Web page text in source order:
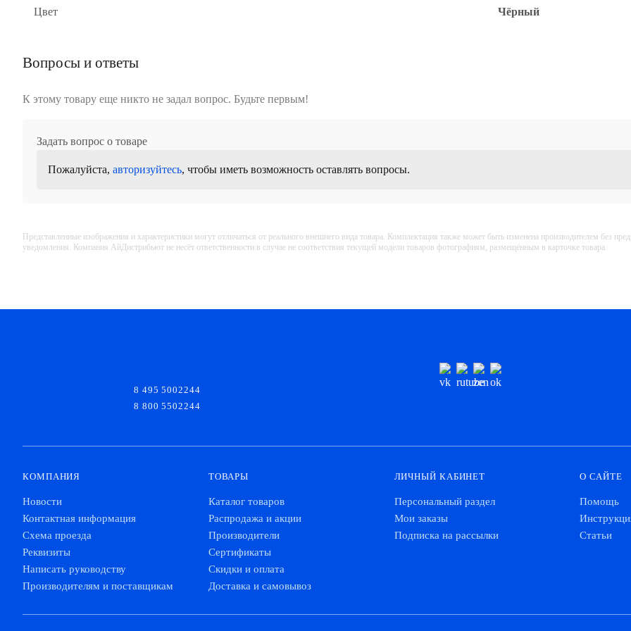
Цвет Чёрный
Вопросы и ответы
К этому товару еще никто не задал вопрос. Будьте первым!
Задать вопрос о товаре
Пожалуйста, авторизуйтесь, чтобы иметь возможность оставлять вопросы.
Представленные изображения и характеристики могут отличаться от реального внешнего вида товара. Комплектация также может быть изменена производителем без
уведомления. Компания АйДистрибьют не несёт ответственности в случае не соответствия текущей модели товаров фотографиям, размещённым в карточке товара.
8 495 5002244
8 800 5502244
КОМПАНИЯ
Новости
Контактная информация
Схема проезда
Реквизиты
Написать руководству
Производителям и поставщикам
ТОВАРЫ
Каталог товаров
Распродажа и акции
Производители
Сертификаты
Скидки и оплата
Доставка и самовывоз
ЛИЧНЫЙ КАБИНЕТ
Персональный раздел
Мои заказы
Подписка на рассылки
О САЙТЕ
Помощь
Статьи